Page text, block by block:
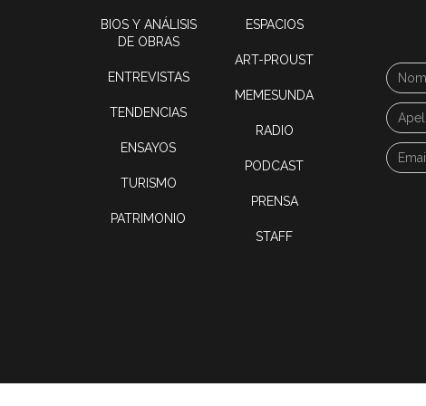
BIOS Y ANÁLISIS
DE OBRAS
ENTREVISTAS
TENDENCIAS
ENSAYOS
TURISMO
PATRIMONIO
ESPACIOS
ART-PROUST
MEMESUNDA
RADIO
PODCAST
PRENSA
STAFF